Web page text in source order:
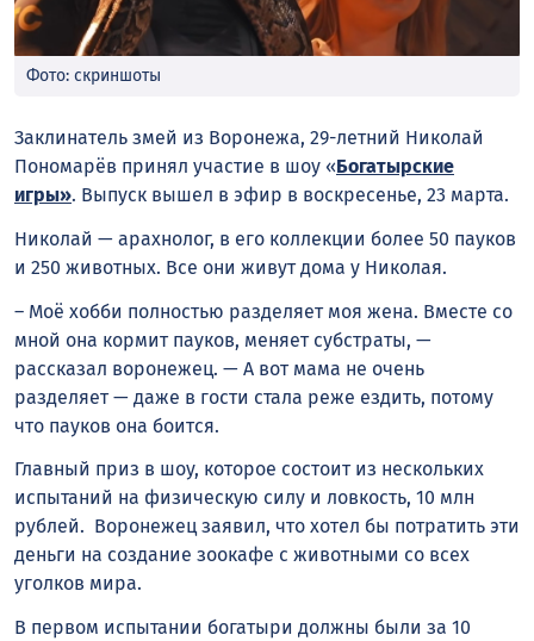
Фото: скриншоты
Заклинатель змей из Воронежа, 29-летний Николай
Пономарёв принял участие в шоу «Богатырские
игры». Выпуск вышел в эфир в воскресенье, 23 марта.
Николай — арахнолог, в его коллекции более 50 пауков
и 250 животных. Все они живут дома у Николая.
– Моё хобби полностью разделяет моя жена. Вместе со
мной она кормит пауков, меняет субстраты, —
рассказал воронежец. — А вот мама не очень
разделяет — даже в гости стала реже ездить, потому
что пауков она боится.
Главный приз в шоу, которое состоит из нескольких
испытаний на физическую силу и ловкость, 10 млн
рублей. Воронежец заявил, что хотел бы потратить эти
деньги на создание зоокафе с животными со всех
уголков мира.
В первом испытании богатыри должны были за 10